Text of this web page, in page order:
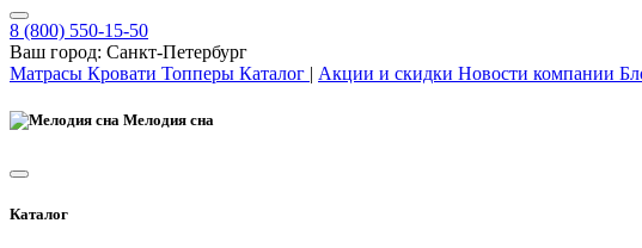
8 (800) 550-15-50
Ваш город: Санкт-Петербург
Матрасы Кровати Топперы Каталог | Акции и скидки Новости компании
Мелодия сна
Каталог